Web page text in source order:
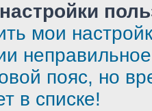
мои
пояс, но
в списке!